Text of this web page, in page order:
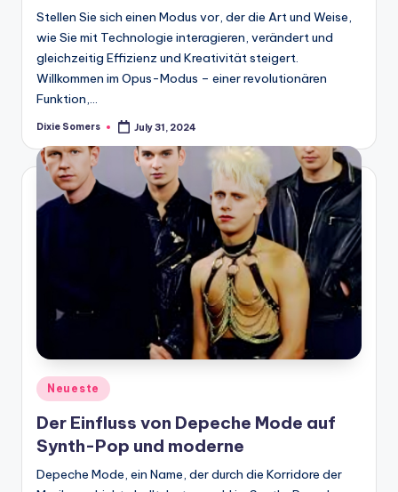
Stellen Sie sich einen Modus vor, der die Art und Weise,
wie Sie mit Technologie interagieren, verändert und
gleichzeitig Effizienz und Kreativität steigert.
Willkommen im Opus-Modus – einer revolutionären
Funktion,…
Posted
Dixie Somers July 31, 2024
Posted
Neueste
Der Einfluss von Depeche Mode auf
Synth-Pop und moderne
Depeche Mode, ein Name, der durch die Korridore der